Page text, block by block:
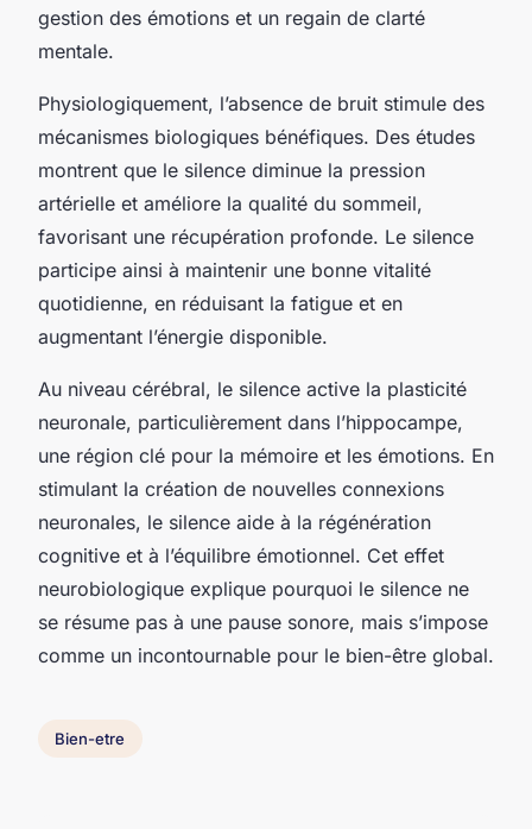
gestion des émotions et un regain de clarté
mentale.
Physiologiquement, l’absence de bruit stimule des
mécanismes biologiques bénéfiques. Des études
montrent que le silence diminue la pression
artérielle et améliore la qualité du sommeil,
favorisant une récupération profonde. Le silence
participe ainsi à maintenir une bonne vitalité
quotidienne, en réduisant la fatigue et en
augmentant l’énergie disponible.
Au niveau cérébral, le silence active la plasticité
neuronale, particulièrement dans l’hippocampe,
une région clé pour la mémoire et les émotions. En
stimulant la création de nouvelles connexions
neuronales, le silence aide à la régénération
cognitive et à l’équilibre émotionnel. Cet effet
neurobiologique explique pourquoi le silence ne
se résume pas à une pause sonore, mais s’impose
comme un incontournable pour le bien-être global.
Bien-etre